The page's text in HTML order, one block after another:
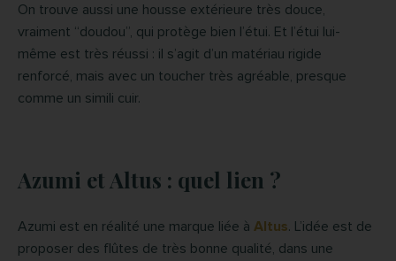
On trouve aussi une housse extérieure très douce,
vraiment “doudou”, qui protège bien l’étui. Et l’étui lui-
même est très réussi : il s’agit d’un matériau rigide
renforcé, mais avec un toucher très agréable, presque
comme un simili cuir.
Azumi et Altus : quel lien ?
Azumi est en réalité une marque liée à Altus. L’idée est de
proposer des flûtes de très bonne qualité, dans une